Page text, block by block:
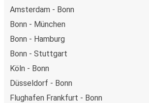
Amsterdam - Bonn
Bonn - München
Bonn - Hamburg
Bonn - Stuttgart
Köln - Bonn
Düsseldorf - Bonn
Flughafen Frankfurt - Bonn